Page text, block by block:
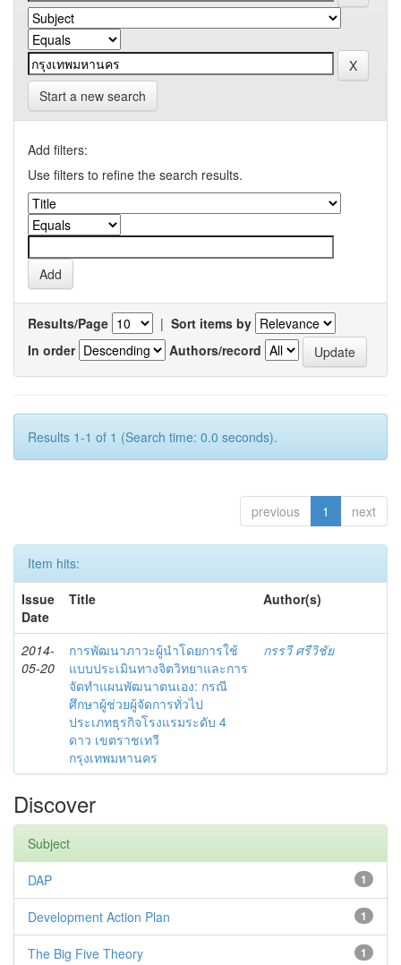
Start a new search
Add filters:
Use filters to refine the search results.
Results/Page | Sort items by
In order
Authors/record
Results 1-1 of 1 (Search time: 0.0 seconds).
previous 1 next
Item hits:
Issue
Date
Title Author(s)
2014-
05-20
การพัฒนาภาวะผู้นำโดยการใช้
แบบประเมินทางจิตวิทยาและการ
จัดทำแผนพัฒนาตนเอง: กรณี
ศึกษาผู้ช่วยผู้จัดการทั่วไป
ประเภทธุรกิจโรงแรมระดับ 4
ดาว เขตราชเทวี
กรุงเทพมหานคร
กรรวี ศรีวิชัย
Discover
Subject
1
DAP
1
Development Action Plan
1
The Big Five Theory